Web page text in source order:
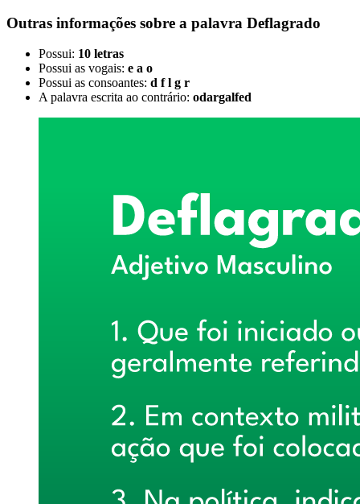
Outras informações sobre a palavra Deflagrado
Possui: 10 letras
Possui as vogais: e a o
Possui as consoantes: d f l g r
A palavra escrita ao contrário: odargalfed